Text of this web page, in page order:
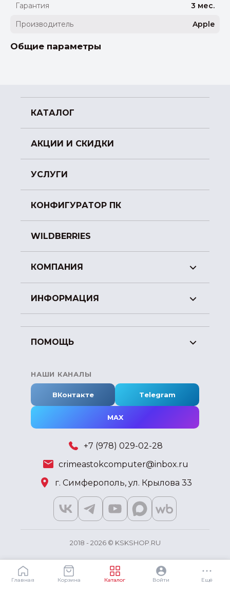
Главная Корзина Каталог Войти Ещё
Гарантия
3 мес.
Производитель
Apple
Общие параметры
КАТАЛОГ
АКЦИИ И СКИДКИ
УСЛУГИ
КОНФИГУРАТОР ПК
WILDBERRIES
КОМПАНИЯ
ИНФОРМАЦИЯ
ПОМОЩЬ
НАШИ КАНАЛЫ
ВКонтакте Telegram
MAX
+7 (978) 029-02-28
crimeastokcomputer@inbox.ru
г. Симферополь, ул. Крылова 33
2018 - 2026 © KSKSHOP.RU